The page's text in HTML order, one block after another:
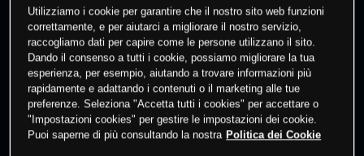
- -
0% dei clienti hanno posizionisu
questo prodotto
Utilizziamo i cookie per garantire che il nostro sito web funzioni
correttamente, e per aiutarci a migliorare il nostro servizio,
raccogliamo dati per capire come le persone utilizzano il sito.
Dando il consenso a tutti i cookie, possiamo migliorare la tua
esperienza, per esempio, aiutando a trovare informazioni più
rapidamente e adattando i contenuti o il marketing alle tue
preferenze. Seleziona "Accetta tutti i cookies" per accettare o
"Impostazioni cookies" per gestire le impostazioni dei cookie.
Puoi saperne di più consultando la nostra Politica dei Cookie